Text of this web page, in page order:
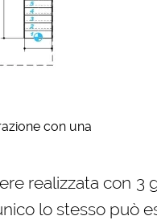
con una
realizzata con
lo stesso può